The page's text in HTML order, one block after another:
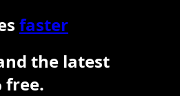
faster
the latest
free.